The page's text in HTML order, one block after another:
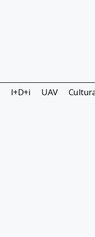
I+D+i UAV